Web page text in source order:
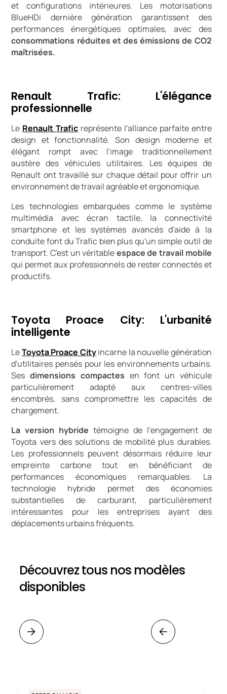
et configurations intérieures. Les motorisations
BlueHDi dernière génération garantissent des
performances énergétiques optimales, avec des
consommations réduites et des émissions de CO2
maîtrisées.
Renault Trafic: L'élégance
professionnelle
Le Renault Trafic représente l'alliance parfaite entre
design et fonctionnalité. Son design moderne et
élégant rompt avec l'image traditionnellement
austère des véhicules utilitaires. Les équipes de
Renault ont travaillé sur chaque détail pour offrir un
environnement de travail agréable et ergonomique.
Les technologies embarquées comme le système
multimédia avec écran tactile, la connectivité
smartphone et les systèmes avancés d'aide à la
conduite font du Trafic bien plus qu'un simple outil de
transport. C'est un véritableespace de travail mobile
qui permet aux professionnels de rester connectés et
productifs.
Toyota Proace City: L'urbanité
intelligente
LeToyota Proace Cityincarne la nouvelle génération
d'utilitaires pensés pour les environnements urbains.
Sesdimensions compactes en font un véhicule
particulièrement adapté aux centres-villes
encombrés, sans compromettre les capacités de
chargement.
La version hybride témoigne de l'engagement de
Toyota vers des solutions de mobilité plus durables.
Les professionnels peuvent désormais réduire leur
empreinte carbone tout en bénéficiant de
performances économiques remarquables. La
technologie hybride permet des économies
substantielles de carburant, particulièrement
intéressantes pour les entreprises ayant des
déplacements urbains fréquents.
Découvrez tous nos modèles
disponibles